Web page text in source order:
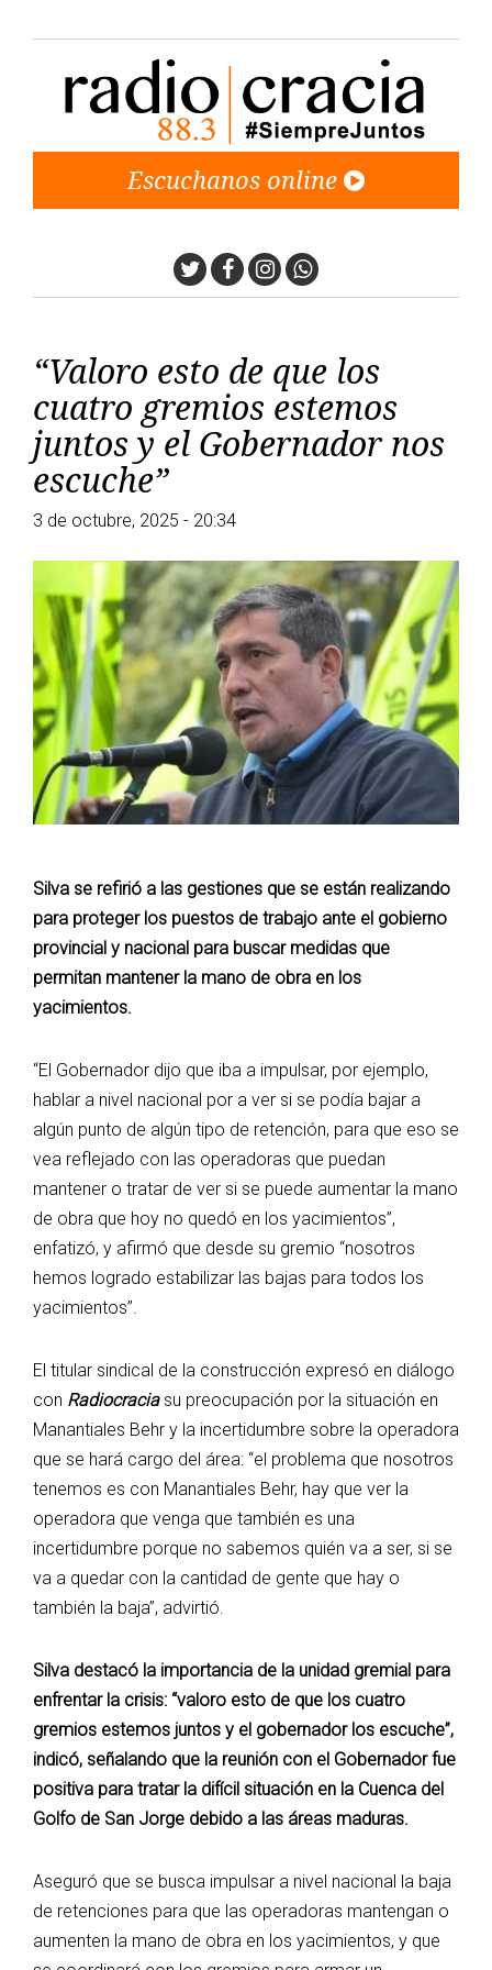
Escuchanos online
TwitterFacebook
Instagram
Whatsapp
“Valoro esto de que los
cuatro gremios estemos
juntos y el Gobernador nos
escuche”
3 de octubre, 2025 - 20:34
Silva se refirió a las gestiones que se están realizando
para proteger los puestos de trabajo ante el gobierno
provincial y nacional para buscar medidas que
permitan mantener la mano de obra en los
yacimientos.
“El Gobernador dijo que iba a impulsar, por ejemplo,
hablar a nivel nacional por a ver si se podía bajar a
algún punto de algún tipo de retención, para que eso se
vea reflejado con las operadoras que puedan
mantener o tratar de ver si se puede aumentar la mano
de obra que hoy no quedó en los yacimientos”,
enfatizó, y afirmó que desde su gremio “nosotros
hemos logrado estabilizar las bajas para todos los
yacimientos”.
El titular sindical de la construcción expresó en diálogo
con Radiocraciasu preocupación por la situación en
Manantiales Behr y la incertidumbre sobre la operadora
que se hará cargo del área: “el problema que nosotros
tenemos es con Manantiales Behr, hay que ver la
operadora que venga que también es una
incertidumbre porque no sabemos quién va a ser, si se
va a quedar con la cantidad de gente que hay o
también la baja”, advirtió.
Silva destacó la importancia de la unidad gremial para
enfrentar la crisis: “valoro esto de que los cuatro
gremios estemos juntos y el gobernador los escuche”,
indicó, señalando que la reunión con el Gobernador fue
positiva para tratar la difícil situación en la Cuenca del
Golfo de San Jorge debido a las áreas maduras.
Aseguró que se busca impulsar a nivel nacional la baja
de retenciones para que las operadoras mantengan o
aumenten la mano de obra en los yacimientos, y que